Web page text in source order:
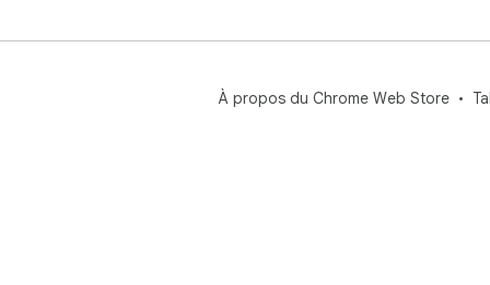
À propos du Chrome Web Store